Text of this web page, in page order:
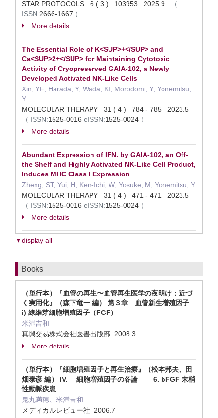
STAR PROTOCOLS 6 ( 3 ) 103953 2025.9
（
ISSN:2666-1667 ）
More details
The Essential Role of K<SUP>+</SUP> and
Ca<SUP>2+</SUP> for Maintaining Cytotoxic
Activity of Cryopreserved GAIA-102, a Newly
Developed Activated NK-Like Cells
Xin, YF; Harada, Y; Wada, KI; Morodomi, Y; Yonemitsu,
Y
MOLECULAR THERAPY 31 ( 4 ) 784 - 785 2023.5
（ ISSN:1525-0016 eISSN:1525-0024 ）
More details
Abundant Expression of IFN. by GAIA-102, an Off-
the Shelf and Highly Activated NK-Like Cell Product,
Induces MHC Class I Expression
Zheng, ST; Yui, H; Ken-Ichi, W; Yosuke, M; Yonemitsu, Y
MOLECULAR THERAPY 31 ( 4 ) 471 - 471 2023.5
（ ISSN:1525-0016 eISSN:1525-0024 ）
More details
▼display all
Books
（単行本）『血管の再生〜血管再生医学の夜明け：近づ
く実用化』（森下竜一 編） 第３章 血管新生増殖因子
i) 線維芽細胞増殖因子（FGF）
米満吉和
真興交易株式会社医書出版部 2008.3
More details
（単行本）『細胞増殖因子と再生治療』（松本邦夫、田
畑泰彦 編） IV. 細胞増殖因子の各論 6. bFGF 末梢
性動脈疾患
鬼丸満穂、米満吉和
メディカルレビュー社 2006.7